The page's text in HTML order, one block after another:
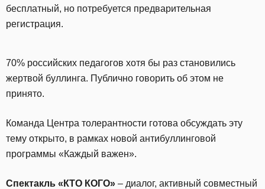
бесплатный, но потребуется предварительная
регистрация.
70% российских педагогов хотя бы раз становились
жертвой буллинга. Публично говорить об этом не
принято.
Команда Центра толерантности готова обсуждать эту
тему открыто, в рамках новой антибуллинговой
программы «Каждый важен».
Спектакль «КТО КОГО» – диалог, активный совместный